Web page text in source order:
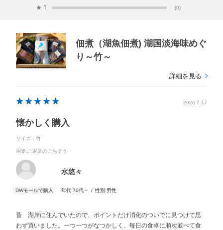
★ 1 (0)
佃煮（湖魚佃煮) 湖国淡海味めぐ
り～竹～
詳細を見る
2026.2.17
懐かしく購入
サイズ：竹
用途:ご家庭のごちそう
水悠々
年代:70代～ 性別:男性
昔 湖岸に住んでいたので、ポイントだけ消化のついでに見つけて思
わず買いました。一つ一つがなつかしく、毎日の食卓に順次並べて食